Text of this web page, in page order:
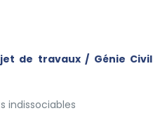
de travaux / Génie Civil
indissociables